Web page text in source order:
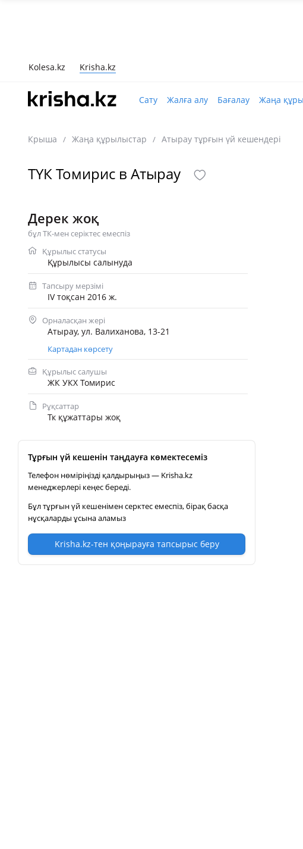
Kolesa.kz Krisha.kz
Сату Жалға алу Бағалау Жаңа
Крыша / Жаңа құрылыстар / Атырау тұрғын үй кешендері
ТҮК Томирис в Атырау
Дерек жоқ
бұл ТК-мен серіктес емеспіз
Құрылыс статусы
Құрылысы салынуда
Тапсыру мерзімі
IV тоқсан 2016 ж.
Орналасқан жері
Атырау, ул. Валиханова, 13-21
Картадан көрсету
Құрылыс салушы
ЖК УКХ Томирис
Рұқсаттар
Тк құжаттары жоқ
Тұрғын үй кешенін таңдауға көмектесеміз
Телефон нөміріңізді қалдырыңыз — Krisha.kz
менеджерлері кеңес береді.
Бұл тұрғын үй кешенімен серктес емеспіз, бірақ басқа
нұсқаларды ұсына аламыз
Krisha.kz-тен қоңырауға тапсырыс беру